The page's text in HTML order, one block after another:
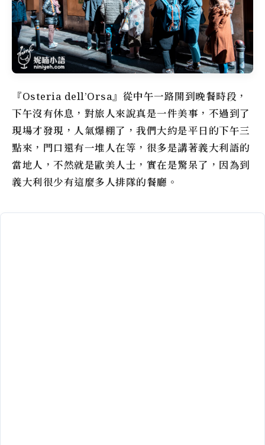
『Osteria dell’Orsa』從中午一路開到晚餐時段，
下午沒有休息，對旅人來說真是一件美事，不過到了
現場才發現，人氣爆棚了，我們大約是平日的下午三
點來，門口還有一堆人在等，很多是講著義大利語的
當地人，不然就是歐美人士，實在是驚呆了，因為到
義大利很少有這麼多人排隊的餐廳。